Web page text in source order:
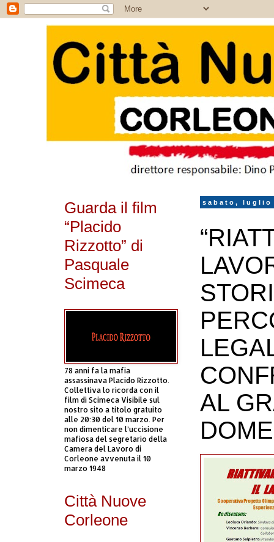
sabato, luglio
AL
Guarda il film
“Placido
Rizzotto” di
Pasquale
Scimeca
78 anni fa la mafia
assassinava Placido Rizzotto.
Collettiva lo ricorda con il
film di Scimeca Visibile sul
nostro sito a titolo gratuito
alle 20:30 del 10 marzo. Per
non dimenticare l’uccisione
mafiosa del segretario della
Camera del Lavoro di
Corleone avvenuta il 10
marzo 1948
Città Nuove
Corleone